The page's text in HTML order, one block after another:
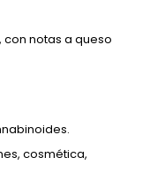
notas a queso
cosmética,